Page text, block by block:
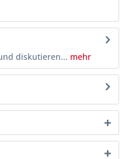
diskutieren... mehr